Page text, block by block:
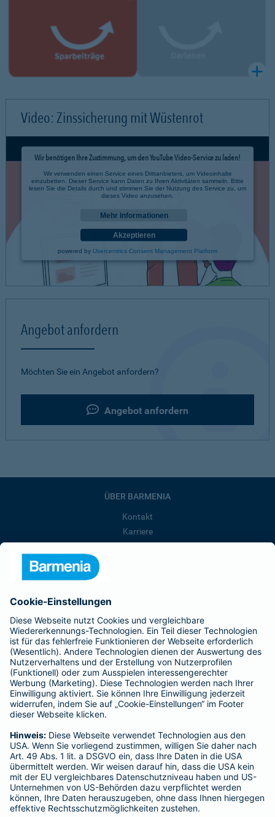
Video: Zinssicherung mit Wüstenrot
Wir benötigen Ihre Zustimmung, um den YouTube Video-Service zu laden!
Wir verwenden einen Service eines Drittanbieters, um Videoinhalte
einzubetten. Dieser Service kann Daten zu Ihren Aktivitäten sammeln. Bitte
lesen Sie die Details durch und stimmen Sie der Nutzung des Service zu, um
dieses Video anzusehen.
Mehr Informationen
Akzeptieren
powered by Usercentrics Consent Management Platform
Angebot anfordern
Möchten Sie ein Angebot anfordern?
Angebot anfordern
ÜBER BARMENIA
Kontakt
Karriere
Presse
Barmenia ist Teil der BarmeniaGothaer
BELIEBTE SEITEN
Kranken-Zusatzversicherung
Tierversicherungen
Haftpflichtversicherung
Hausratversicherung
Adresse ändern
Schaden melden
Kilometerstandsmeldung
Serviceübersicht